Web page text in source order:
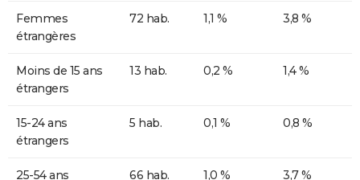
Femmes
étrangères
72 hab. 1,1 % 3,8 %
Moins de 15 ans
étrangers
13 hab. 0,2 % 1,4 %
15-24 ans
étrangers
5 hab. 0,1 % 0,8 %
25-54 ans
66 hab. 1,0 % 3,7 %